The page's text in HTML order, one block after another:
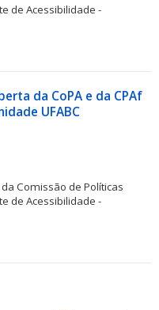
de Acessibilidade -
da CoPA e da CPAf
UFABC
Comissão de Políticas
de Acessibilidade -